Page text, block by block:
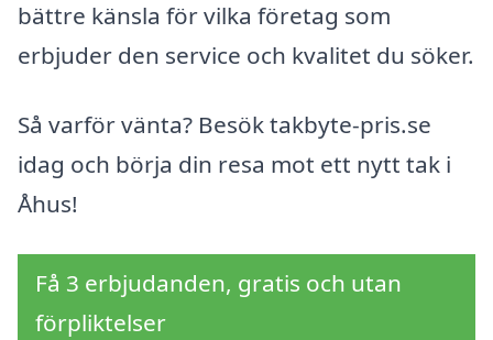
bättre känsla för vilka företag som
erbjuder den service och kvalitet du söker.
Så varför vänta? Besök takbyte-pris.se
idag och börja din resa mot ett nytt tak i
Åhus!
Få 3 erbjudanden, gratis och utan
förpliktelser